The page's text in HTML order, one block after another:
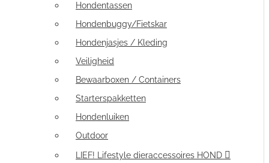
Hondentassen
Hondenbuggy/Fietskar
Hondenjasjes / Kleding
Veiligheid
Bewaarboxen / Containers
Starterspakketten
Hondenluiken
Outdoor
LIEF! Lifestyle dieraccessoires HOND